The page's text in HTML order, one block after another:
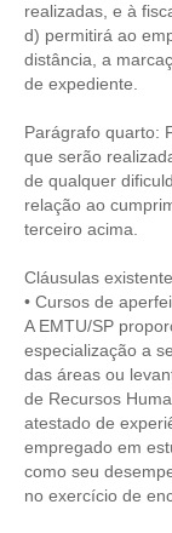
realizadas, e à
d) permitirá ao
distância, a
de expediente.
Parágrafo quarto:
que serão
de qualquer
relação ao
terceiro acima.
Cláusulas
• Cursos de
A EMTU/SP
especialização a
das áreas ou
de Recursos
atestado de
empregado em
como seu
no exercício de